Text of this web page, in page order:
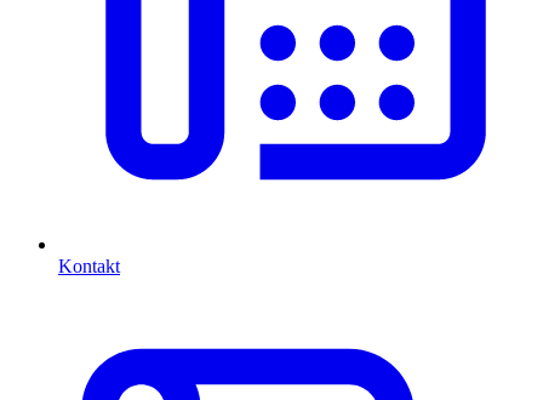
Kontakt